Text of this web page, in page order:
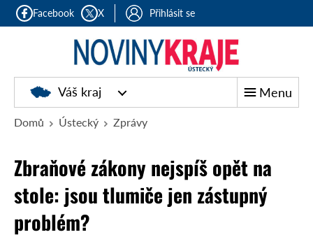
Facebook X Přihlásit se
Váš kraj Menu
Domů Ústecký Zprávy
Zbraňové zákony nejspíš opět na
stole: jsou tlumiče jen zástupný
problém?